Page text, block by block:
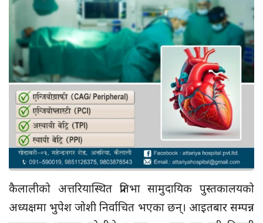
कैलालीको अत्तरियास्थित प्रतिभा सामुदायिक पुस्तकालयको
अध्यक्षमा भुपेश जोशी निर्वाचित भएका छन्। आइतबार सम्पन्न